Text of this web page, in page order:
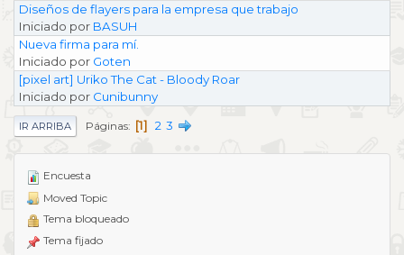
Diseños de flayers para la empresa que trabajo
Iniciado por BASUH
Nueva firma para mí.
Iniciado por Goten
[pixel art] Uriko The Cat - Bloody Roar
Iniciado por Cunibunny
IR ARRIBA Páginas 1 2 3
Encuesta
Moved Topic
Tema bloqueado
Tema fijado